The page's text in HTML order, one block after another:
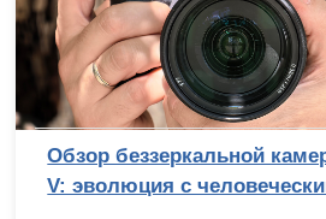
Обзор беззеркальной
V: эволюция с